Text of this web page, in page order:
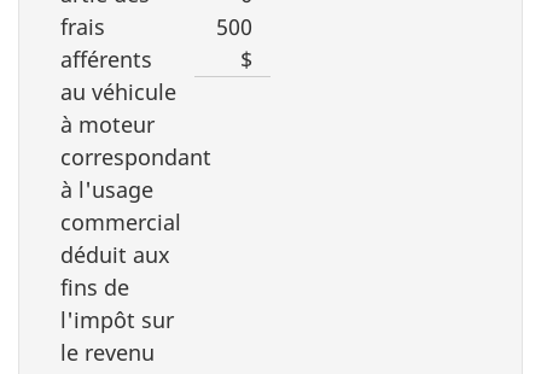
frais
afférents
au véhicule
à moteur
correspondant
à l'usage
commercial
déduit aux
fins de
l'impôt sur
le revenu
500
$